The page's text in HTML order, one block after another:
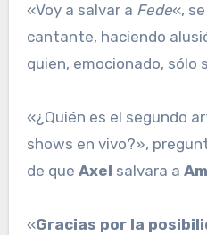
«Voy a salvar a Fede«,
cantante, haciendo
quien, emocionado, sólo
«¿Quién es el segundo artista en pasar a los
shows en vivo?»,
de que Axel salvara a
«Gracias por la posibilidad de seguir, estoy